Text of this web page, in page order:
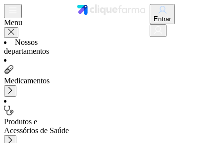
Menu
Nossos
departamentos
Medicamentos
Produtos e
Acessórios de Saúde
Entrar